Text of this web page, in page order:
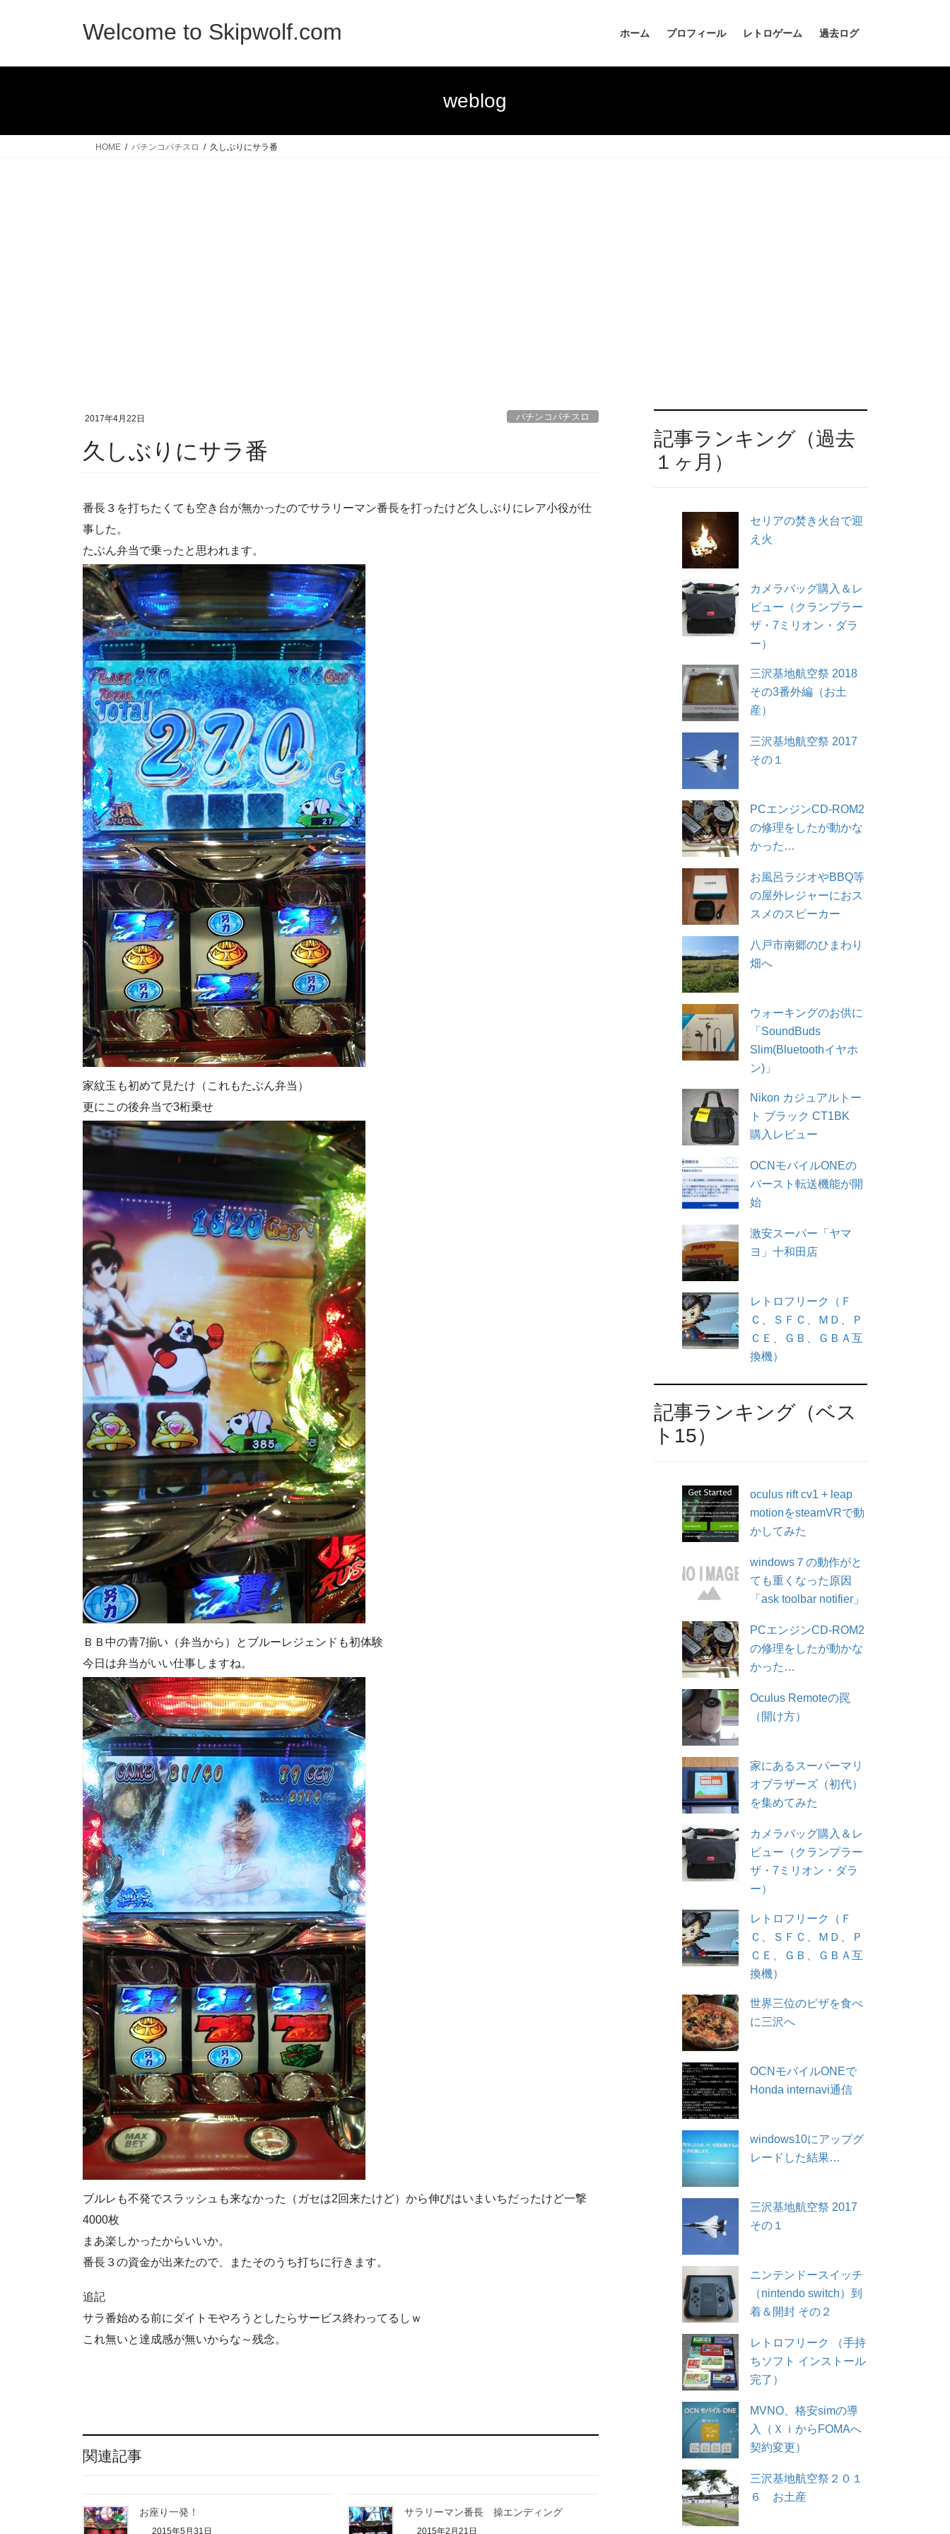
Welcome to Skipwolf.com ホーム プロフィール レトロゲーム 過去ログ
weblog
HOME パチンコパチスロ 久しぶりにサラ番
2017年4月22日 パチンコパチスロ
久しぶりにサラ番
番長３を打ちたくても空き台が無かったのでサラリーマン番長を打ったけど久しぶりにレア小役が仕
事した。
たぶん弁当で乗ったと思われます。
家紋玉も初めて見たけ（これもたぶん弁当）
更にこの後弁当で3桁乗せ
ＢＢ中の青7揃い（弁当から）とブルーレジェンドも初体験
今日は弁当がいい仕事しますね。
ブルレも不発でスラッシュも来なかった（ガセは2回来たけど）から伸びはいまいちだったけど一撃
4000枚
まあ楽しかったからいいか。
番長３の資金が出来たので、またそのうち打ちに行きます。
追記
サラ番始める前にダイトモやろうとしたらサービス終わってるしｗ
これ無いと達成感が無いからな～残念。
関連記事
お座り一発！
2015年5月31日
サラリーマン番長 操エンディング
2015年2月21日
記事ランキング（過去
１ヶ月）
セリアの焚き火台で迎
え火
カメラバッグ購入＆レ
ビュー（クランプラー
ザ・7ミリオン・ダラ
ー）
三沢基地航空祭 2018
その3番外編（お土
産）
三沢基地航空祭 2017
その１
PCエンジンCD-ROM2
の修理をしたが動かな
かった…
お風呂ラジオやBBQ等
の屋外レジャーにおス
スメのスピーカー
八戸市南郷のひまわり
畑へ
ウォーキングのお供に
「SoundBuds
Slim(Bluetoothイヤホ
ン)」
Nikon カジュアルトー
ト ブラック CT1BK
購入レビュー
OCNモバイルONEの
バースト転送機能が開
始
激安スーパー「ヤマ
ヨ」十和田店
レトロフリーク（Ｆ
Ｃ、ＳＦＣ、ＭＤ、Ｐ
ＣＥ、ＧＢ、ＧＢＡ互
換機）
記事ランキング（ベス
ト15）
oculus rift cv1 + leap
motionをsteamVRで動
かしてみた
windows７の動作がと
ても重くなった原因
「ask toolbar notifier」
PCエンジンCD-ROM2
の修理をしたが動かな
かった…
Oculus Remoteの罠
（開け方）
家にあるスーパーマリ
オブラザーズ（初代）
を集めてみた
カメラバッグ購入＆レ
ビュー（クランプラー
ザ・7ミリオン・ダラ
ー）
レトロフリーク（Ｆ
Ｃ、ＳＦＣ、ＭＤ、Ｐ
ＣＥ、ＧＢ、ＧＢＡ互
換機）
世界三位のピザを食べ
に三沢へ
OCNモバイルONEで
Honda internavi通信
windows10にアップグ
レードした結果…
三沢基地航空祭 2017
その１
ニンテンドースイッチ
（nintendo switch）到
着＆開封 その２
レトロフリーク （手持
ちソフト インストール
完了）
MVNO、格安simの導
入（ＸｉからFOMAへ
契約変更）
三沢基地航空祭２０１
６ お土産